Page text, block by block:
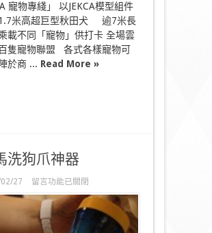
手
作
坊〉
中
寵物專綫」 以JEKCA模型組件
米高超巨型秋田犬 逾7米長
載不同「寵物」供打卡 全場雲
隻寵物聯盟 各式各樣寵物可
於商 ... Read More »
洗狗爪神器
27
在
〈鬼
洗
狗
留言功能已關閉